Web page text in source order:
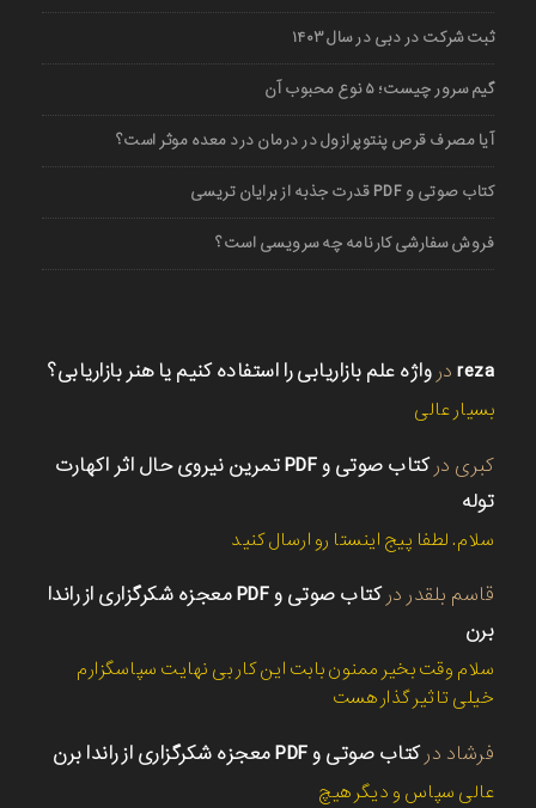
ثبت شرکت در دبی در سال ۱۴۰۳
گیم سرور چیست؛ ۵ نوع محبوب آن
آیا مصرف قرص پنتوپرازول در درمان درد معده موثر است؟
کتاب صوتی و PDF قدرت جذبه از برایان تریسی
فروش سفارشی کارنامه چه سرویسی است؟
reza در واژه علم بازاریابی را استفاده کنیم یا هنر بازاریابی؟
بسیار عالی
کبری در
کتاب صوتی و PDF تمرین نیروی حال اثر اکهارت
توله
سلام. لطفا پیج اینستا رو ارسال کنید
قاسم بلقدر در
کتاب صوتی و PDF معجزه شکرگزاری از راندا
برن
سلام وقت بخیر ممنون بابت این کار بی نهایت سپاسگزارم
خیلی تاثیر گذار هست
فرشاد درکتاب صوتی و PDF معجزه شکرگزاری از راندا برن
عالی سپاس و دیگر هیچ